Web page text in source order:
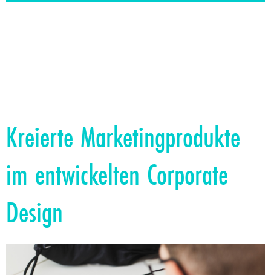
Kreierte Marketingprodukte
im entwickelten Corporate
Design